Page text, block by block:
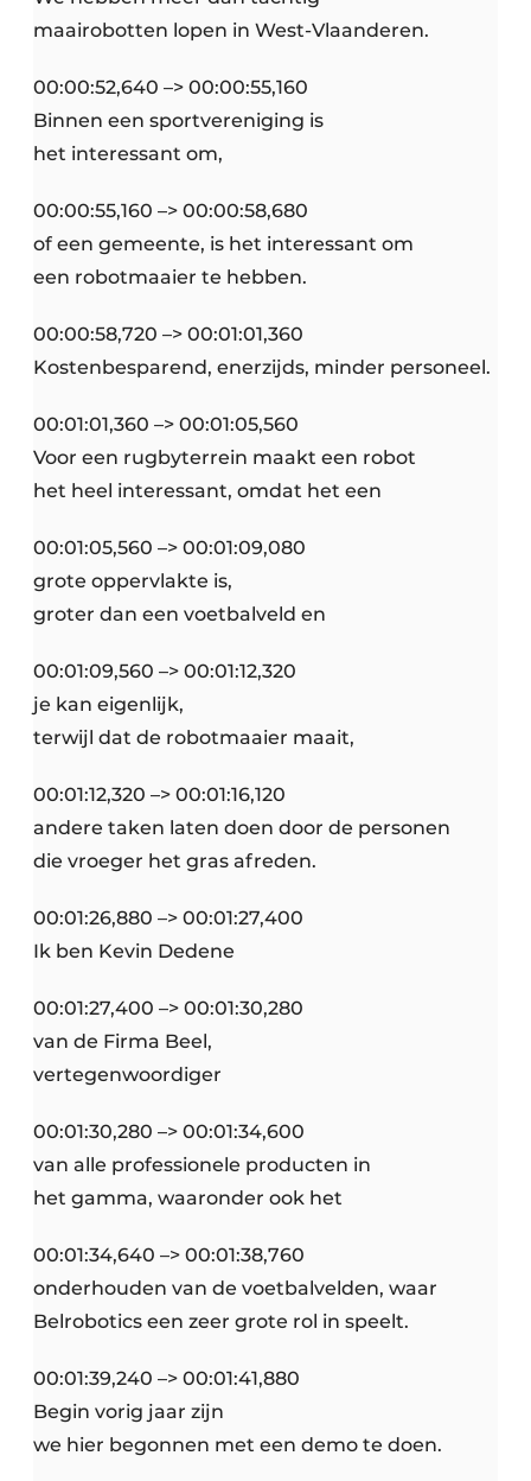
maairobotten lopen in West-Vlaanderen.
00:00:52,640 –> 00:00:55,160
Binnen een sportvereniging is
het interessant om,
00:00:55,160 –> 00:00:58,680
of een gemeente, is het interessant om
een robotmaaier te hebben.
00:00:58,720 –> 00:01:01,360
Kostenbesparend, enerzijds, minder personeel.
00:01:01,360 –> 00:01:05,560
Voor een rugbyterrein maakt een robot
het heel interessant, omdat het een
00:01:05,560 –> 00:01:09,080
grote oppervlakte is,
groter dan een voetbalveld en
00:01:09,560 –> 00:01:12,320
je kan eigenlijk,
terwijl dat de robotmaaier maait,
00:01:12,320 –> 00:01:16,120
andere taken laten doen door de personen
die vroeger het gras afreden.
00:01:26,880 –> 00:01:27,400
Ik ben Kevin Dedene
00:01:27,400 –> 00:01:30,280
van de Firma Beel,
vertegenwoordiger
00:01:30,280 –> 00:01:34,600
van alle professionele producten in
het gamma, waaronder ook het
00:01:34,640 –> 00:01:38,760
onderhouden van de voetbalvelden, waar
Belrobotics een zeer grote rol in speelt.
00:01:39,240 –> 00:01:41,880
Begin vorig jaar zijn
we hier begonnen met een demo te doen.